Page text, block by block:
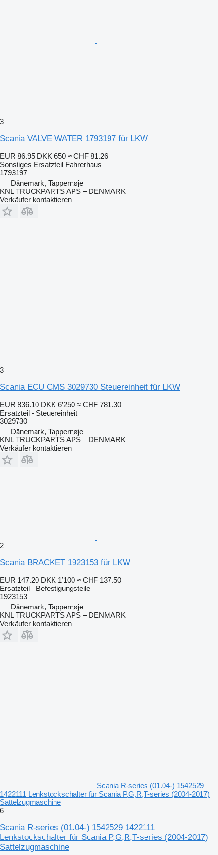
3
Scania VALVE WATER 1793197 für LKW
EUR 86.95 DKK 650 ≈ CHF 81.26
Sonstiges Ersatzteil Fahrerhaus
1793197
Dänemark, Tappernøje
KNL TRUCKPARTS APS – DENMARK
Verkäufer kontaktieren
3
Scania ECU CMS 3029730 Steuereinheit für LKW
EUR 836.10 DKK 6’250 ≈ CHF 781.30
Ersatzteil - Steuereinheit
3029730
Dänemark, Tappernøje
KNL TRUCKPARTS APS – DENMARK
Verkäufer kontaktieren
2
Scania BRACKET 1923153 für LKW
EUR 147.20 DKK 1’100 ≈ CHF 137.50
Ersatzteil - Befestigungsteile
1923153
Dänemark, Tappernøje
KNL TRUCKPARTS APS – DENMARK
Verkäufer kontaktieren
Scania R-series (01.04-) 1542529
1422111 Lenkstockschalter für Scania P,G,R,T-series (2004-2017)
Sattelzugmaschine
6
Scania R-series (01.04-) 1542529 1422111
Lenkstockschalter für Scania P,G,R,T-series (2004-2017)
Sattelzugmaschine